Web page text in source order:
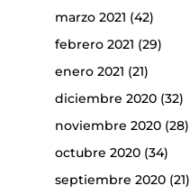
marzo 2021 (42)
febrero 2021 (29)
enero 2021 (21)
diciembre 2020(32)
noviembre 2020(28)
octubre 2020(34)
septiembre 2020(21)